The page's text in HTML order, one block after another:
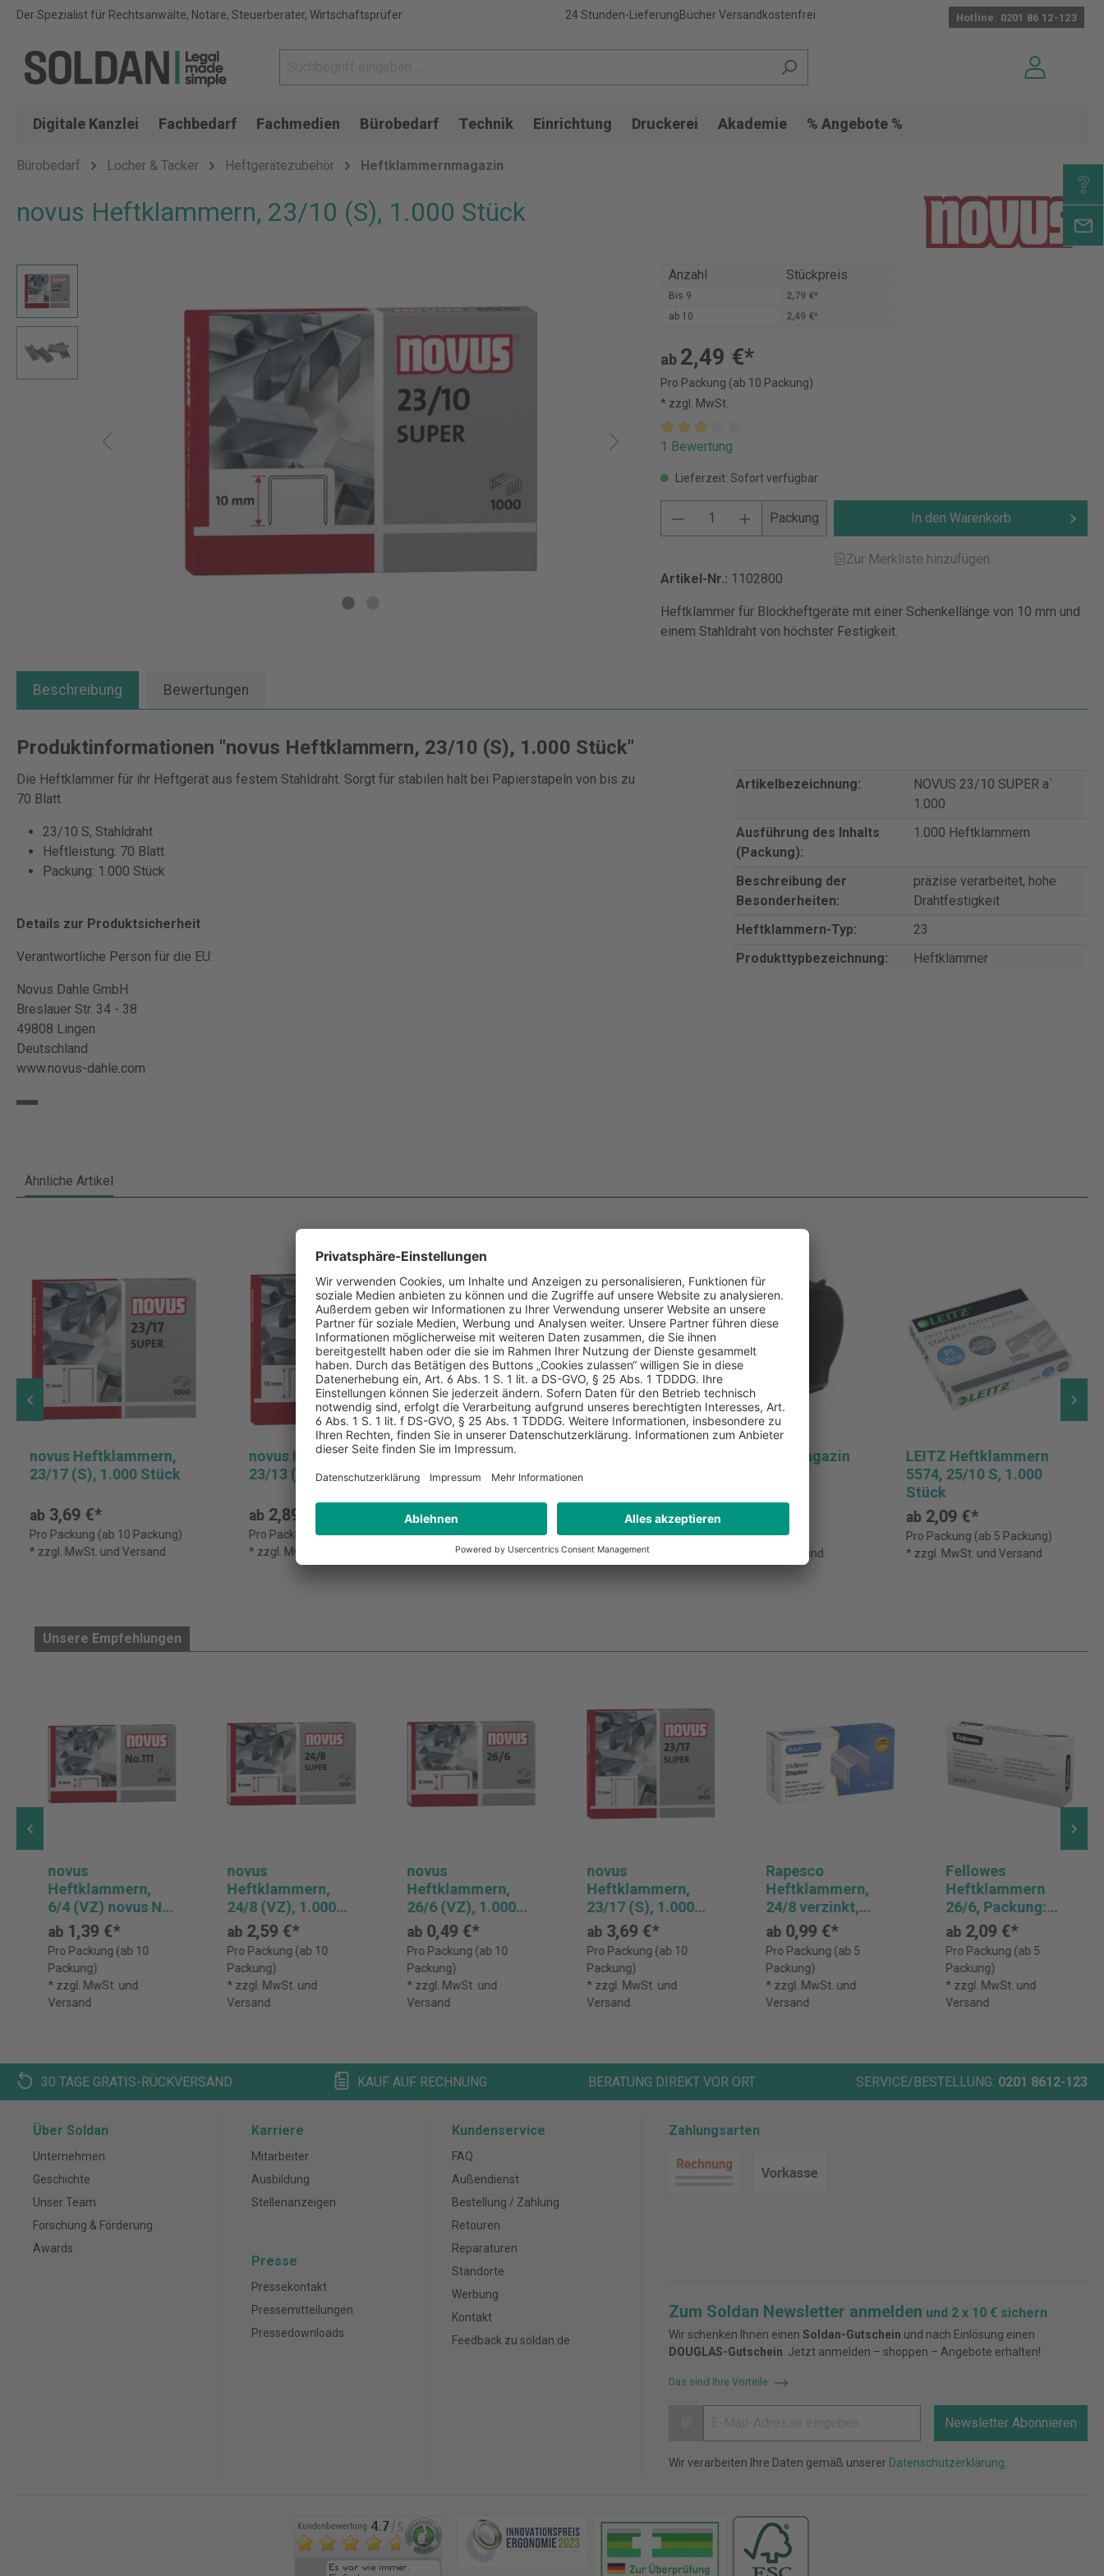
Der Spezialist für Rechtsanwälte, Notare, Steuerberater, Wirtschaftsprüfer 24 Stunden-LieferungBücher Versandkostenfrei Hotline: 0201 86 12-123
Digitale Kanzlei Fachbedarf Fachmedien Bürobedarf Technik Einrichtung Druckerei Akademie % Angebote %
Bürobedarf Locher & Tacker Heftgerätezubehör Heftklammernmagazin
novus Heftklammern, 23/10 (S), 1.000 Stück
Anzahl Stückpreis
Bis 9
2,79 €*
ab 10 2,49 €*
ab 2,49 €*
Pro Packung (ab 10 Packung)
* zzgl. MwSt.
1 Bewertung
Lieferzeit: Sofort verfügbar
Packung In den Warenkorb
Zur Merkliste hinzufügen
Artikel-Nr.: 1102800
Heftklammer für Blockheftgeräte mit einer Schenkellänge von 10 mm und
einem Stahldraht von höchster Festigkeit.
Beschreibung Bewertungen
Produktinformationen "novus Heftklammern, 23/10 (S), 1.000 Stück"
Die Heftklammer für ihr Heftgerät aus festem Stahldraht. Sorgt für stabilen halt bei Papierstapeln von bis zu
70 Blatt.
23/10 S, Stahldraht
Heftleistung: 70 Blatt
Packung: 1.000 Stück
Details zur Produktsicherheit
Verantwortliche Person für die EU:
Novus Dahle GmbH
Breslauer Str. 34 - 38
49808 Lingen
Deutschland
www.novus-dahle.com
Artikelbezeichnung:
NOVUS 23/10 SUPER a`
1.000
Ausführung des Inhalts
(Packung):
1.000 Heftklammern
Beschreibung der
Besonderheiten:
präzise verarbeitet, hohe
Drahtfestigkeit
Heftklammern-Typ:
23
Produkttypbezeichnung:
Heftklammer
Ähnliche Artikel
novus Heftklammern,
23/17 (S), 1.000 Stück
ab 3,69 €*
Pro Packung (ab 10 Packung)
* zzgl. MwSt. und Versand
novus Heftklammern,
23/13 (S), 1.000 Stück
ab 2,89 €*
Pro Packung (ab 10 Packung)
* zzgl. MwSt. und Versand
novus Heftklammern,
23/15 (S), 1.000 Stück
Pro Packung (ab 10 Packung)
* zzgl. MwSt. und Versand
Rapid Klammermagazin
ab45,49 €*
Pro Stück (ab 2 Stück)
* zzgl. MwSt. und Versand
LEITZ Heftklammern
5574, 25/10 S, 1.000
Stück
ab 2,09 €*
Pro Packung (ab 5 Packung)
* zzgl. MwSt. und Versand
Unsere Empfehlungen
novus
Heftklammern,
6/4 (VZ) novus Nr.
111, 2.000 Stück
ab1,39 €*
Pro Packung (ab 10
Packung)
* zzgl. MwSt. und
Versand
novus
Heftklammern,
24/8 (VZ), 1.000
Stück
ab 2,59 €*
Pro Packung (ab 10
Packung)
* zzgl. MwSt. und
Versand
novus
Heftklammern,
26/6 (VZ), 1.000
Stück
ab 0,49 €*
Pro Packung (ab 10
Packung)
* zzgl. MwSt. und
Versand
novus
Heftklammern,
23/17 (S), 1.000
Stück
ab3,69 €*
Pro Packung (ab 10
Packung)
* zzgl. MwSt. und
Versand
Rapesco
Heftklammern,
24/8 verzinkt,
1.000 Stück
ab 0,99 €*
Pro Packung (ab 5
Packung)
* zzgl. MwSt. und
Versand
Fellowes
Heftklammern
26/6, Packung:
5.000 Stück
ab 2,09 €*
Pro Packung (ab 5
Packung)
* zzgl. MwSt. und
Versand
30 TAGE GRATIS-RÜCKVERSAND KAUF AUF RECHNUNG BERATUNG DIREKT VOR ORT SERVICE/BESTELLUNG: 0201 8612-123
Über Soldan
Unternehmen
Geschichte
Unser Team
Forschung & Förderung
Awards
Karriere
Mitarbeiter
Ausbildung
Stellenanzeigen
Presse
Pressekontakt
Pressemitteilungen
Pressedownloads
Kundenservice
FAQ
Außendienst
Bestellung / Zahlung
Retouren
Reparaturen
Standorte
Werbung
Kontakt
Feedback zu soldan.de
Zahlungsarten
Zum Soldan Newsletter anmelden und 2 x 10 € sichern
Wir schenken Ihnen einen Soldan-Gutschein und nach Einlösung einen
DOUGLAS-Gutschein . Jetzt anmelden – shoppen – Angebote erhalten!
Das sind Ihre Vorteile
Newsletter Abonnieren
Wir verarbeiten Ihre Daten gemäß unserer Datenschutzerklärung